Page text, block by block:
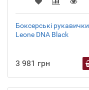
Боксерські рукавички
Leone DNA Black
3 981 грн